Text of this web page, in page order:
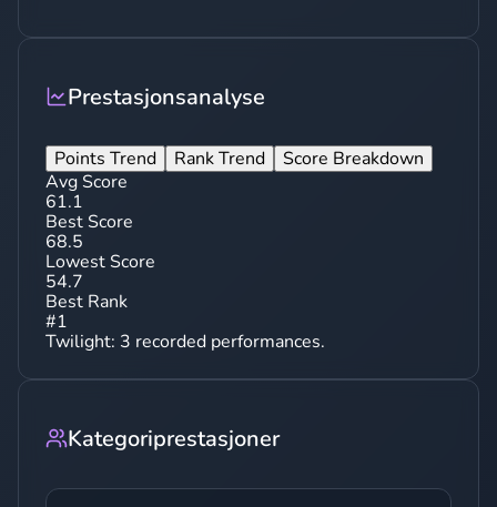
Prestasjonsanalyse
Points Trend Rank Trend
Score Breakdown
Avg Score
61.1
Best Score
68.5
Lowest Score
54.7
Best Rank
#1
Twilight: 3 recorded performances.
Kategoriprestasjoner